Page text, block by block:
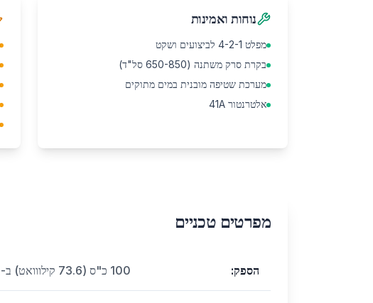
נוחות ואמינות
מפלט 4-2-1 לביצועים ושקט
בקרת סרק משתנה (650-850 סל"ד)
מערכת שטיפה מובנית במים מתוקים
אלטרנטור 41A
מפרטים טכניים
הספק: 100 כ"ס (73.6 קילווואט) ב-5,150-5,850 סל"ד